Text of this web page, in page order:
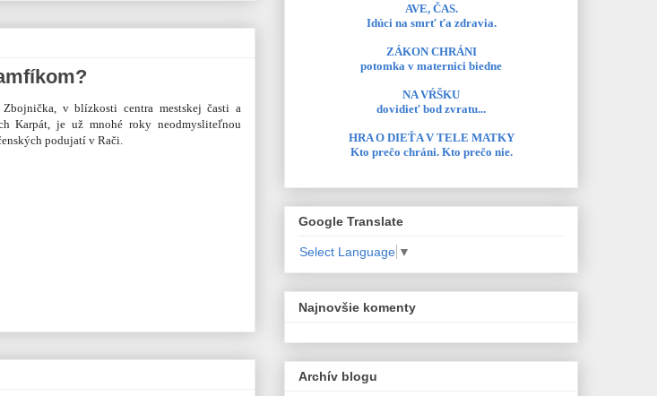
v blízkosti centra mestskej časti a
Karpát, je už mnohé roky neodmysliteľnou
podujatí v Rači.
AVE, ČAS.
Idúci na smrť ťa zdravia.
ZÁKON CHRÁNI
potomka v maternici biedne
NA VŔŠKU
dovidieť bod zvratu...
HRA O DIEŤA V TELE MATKY
Kto prečo chráni. Kto prečo nie.
Google Translate
Select Language ▼
Najnovšie komenty
Archív blogu